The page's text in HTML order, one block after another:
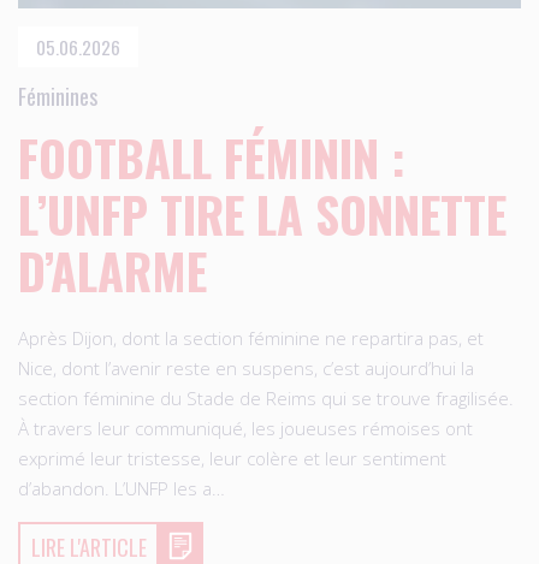
05.06.2026
Féminines
FOOTBALL FÉMININ :
L’UNFP TIRE LA SONNETTE
D’ALARME
Après Dijon, dont la section féminine ne repartira pas, et
Nice, dont l’avenir reste en suspens, c’est aujourd’hui la
section féminine du Stade de Reims qui se trouve fragilisée.
À travers leur communiqué, les joueuses rémoises ont
exprimé leur tristesse, leur colère et leur sentiment
d’abandon. L’UNFP les a…
LIRE L'ARTICLE